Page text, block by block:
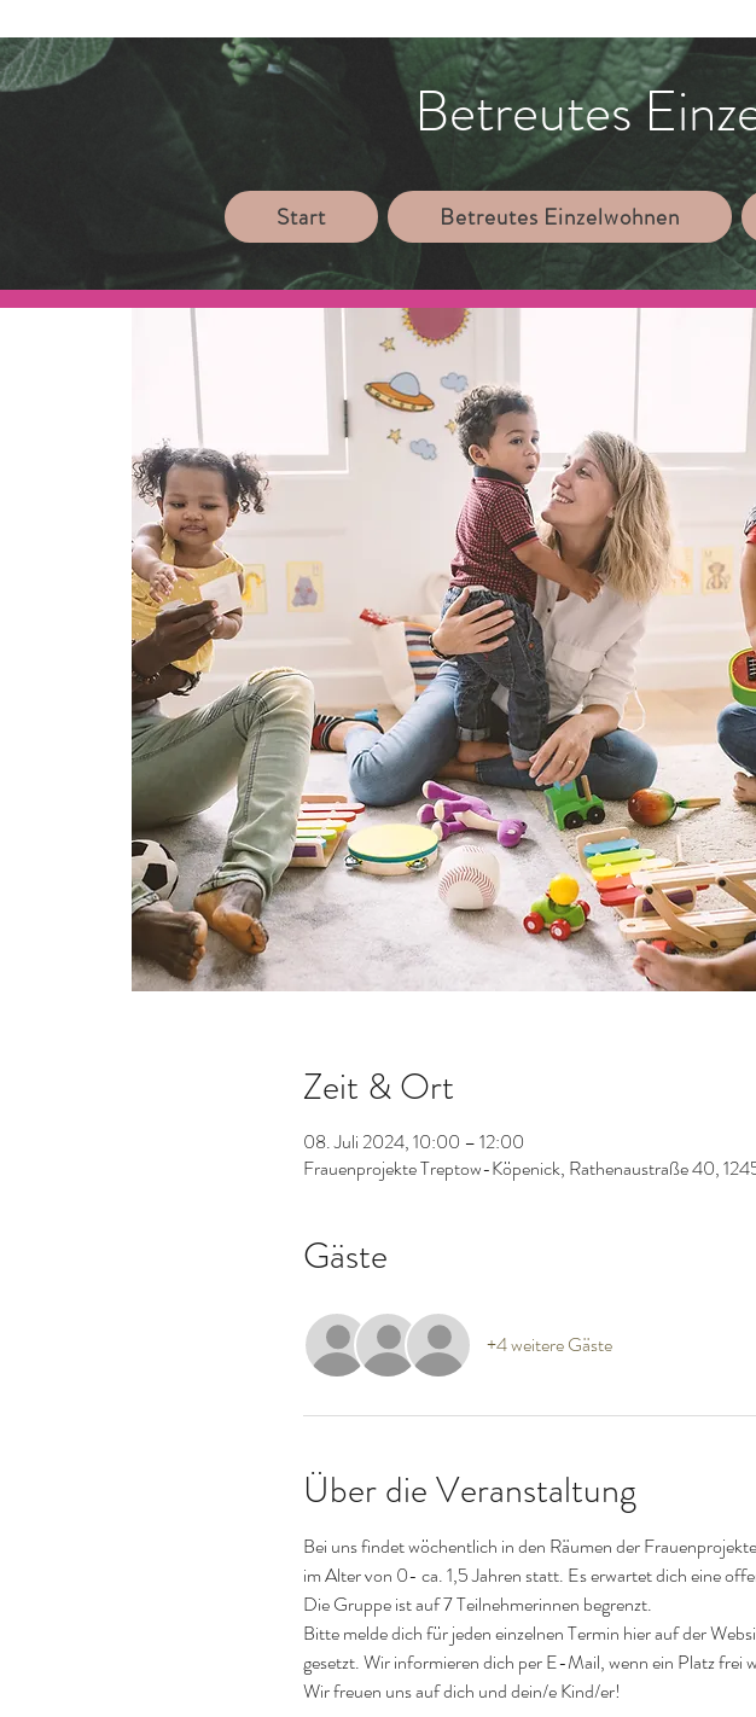
Betreutes
Start Betreutes Einzelwohnen
Zeit & Ort
08. Juli 2024, 10:00 – 12:00
Frauenprojekte Treptow-Köpenick, Rathenaustraße 40,
Gäste
+4 weitere Gäste
Über die Veranstaltung
Bei uns findet wöchentlich in den Räumen der
im Alter von 0- ca. 1,5 Jahren statt. Es erwartet dich eine
Die Gruppe ist auf 7 Teilnehmerinnen begrenzt.
Bitte melde dich für jeden einzelnen Termin hier auf der
gesetzt. Wir informieren dich per E-Mail, wenn ein Platz frei
Wir freuen uns auf dich und dein/e Kind/er!